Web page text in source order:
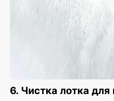
6. Чистка лотка